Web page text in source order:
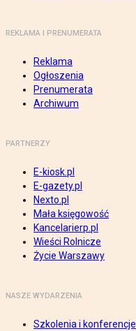
REKLAMA I PRENUMERATA
Reklama
Ogłoszenia
Prenumerata
Archiwum
PARTNERZY
E-kiosk.pl
E-gazety.pl
Nexto.pl
Mała księgowość
Kancelarierp.pl
Wieści Rolnicze
Życie Warszawy
NASZE WYDARZENIA
Szkolenia i konferencje